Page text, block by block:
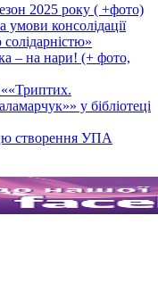
2025 року ( +фото)
умови консолідації
– на нари! (+ фото,
у бібліотеці
створення УПА